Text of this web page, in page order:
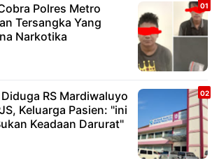
Polres Metro
Tersangka Yang
Narkotika
RS Mardiwaluyo
Keluarga Pasien: "ini
Keadaan Darurat"